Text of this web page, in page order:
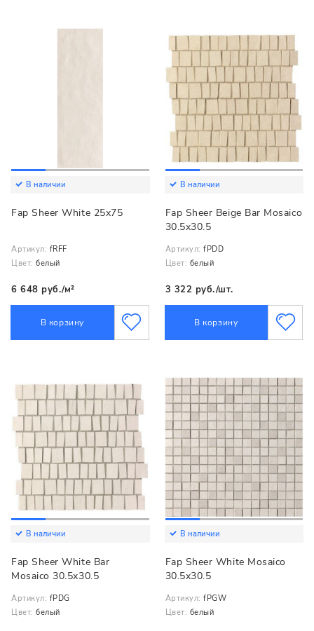
В наличии
Fap Sheer White 25x75
Артикул: fRFF
Цвет: белый
6 648 руб./м²
В корзину
В наличии
Fap Sheer Beige Bar Mosaico
30.5x30.5
Артикул: fPDD
Цвет: белый
3 322 руб./шт.
В корзину
В наличии
Fap Sheer White Bar
Mosaico 30.5x30.5
Артикул: fPDG
Цвет: белый
В наличии
Fap Sheer White Mosaico
30.5x30.5
Артикул: fPGW
Цвет: белый